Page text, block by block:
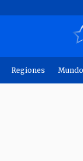
Regiones Mundo